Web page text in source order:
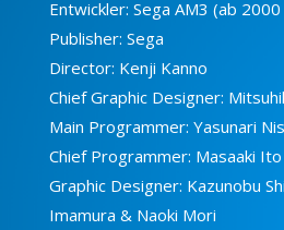
Entwickler: Sega AM3 (ab
Publisher: Sega
Director: Kenji Kanno
Chief Graphic Designer:
Main Programmer: Yasunari
Chief Programmer: Masaaki Ito
Graphic Designer: Kazunobu
Imamura & Naoki Mori